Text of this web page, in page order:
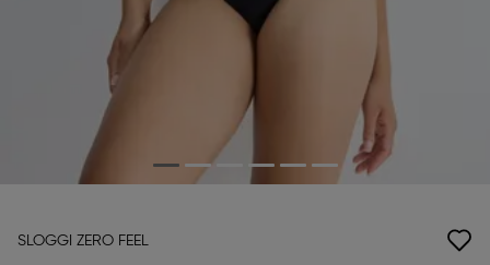
SLOGGI ZERO FEEL